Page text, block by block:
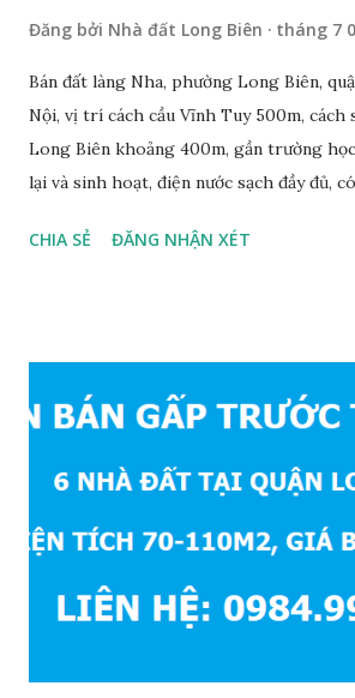
Đăng bởi Nhà đất Long Biên tháng 7
Bán đất làng Nha, phường Long Biên,
Nội, vị trí cách cầu Vĩnh Tuy 500m, cách
Long Biên khoảng 400m, gần trường
lại và sinh hoạt, điện nước sạch đầy đủ,
đi lại và sinh hoạt, đất thổ cư, hướng
CHIA SẺ ĐĂNG NHẬN XÉT